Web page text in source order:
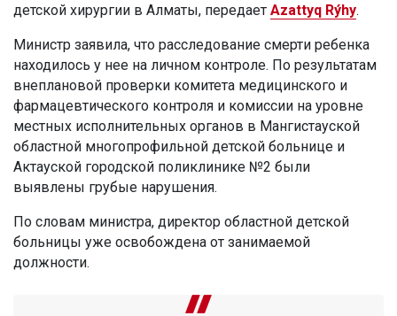
детской хирургии в Алматы, передает Azattyq Rýhy.
Министр заявила, что расследование смерти ребенка
находилось у нее на личном контроле. По результатам
внеплановой проверки комитета медицинского и
фармацевтического контроля и комиссии на уровне
местных исполнительных органов в Мангистауской
областной многопрофильной детской больнице и
Актауской городской поликлинике №2 были
выявлены грубые нарушения.
По словам министра, директор областной детской
больницы уже освобождена от занимаемой
должности.